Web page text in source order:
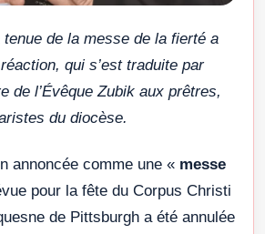
de la messe de la fierté a
qui s’est traduite par
de l’Évêque Zubik aux prêtres,
du diocèse.
annoncée comme une « messe
pour la fête du Corpus Christi
de Pittsburgh a été annulée